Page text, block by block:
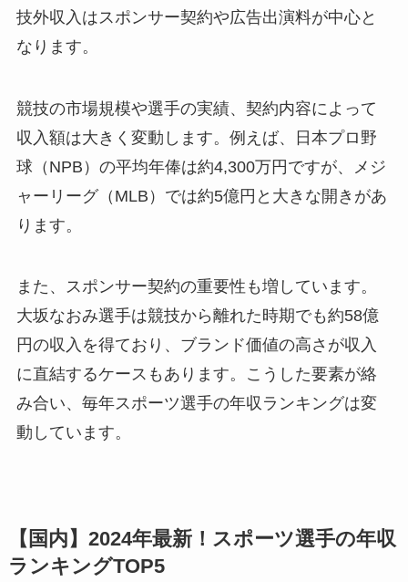
技外収入はスポンサー契約や広告出演料が中心と
なります。
競技の市場規模や選手の実績、契約内容によって
収入額は大きく変動します。例えば、日本プロ野
球（NPB）の平均年俸は約4,300万円ですが、メジ
ャーリーグ（MLB）では約5億円と大きな開きがあ
ります。
また、スポンサー契約の重要性も増しています。
大坂なおみ選手は競技から離れた時期でも約58億
円の収入を得ており、ブランド価値の高さが収入
に直結するケースもあります。こうした要素が絡
み合い、毎年スポーツ選手の年収ランキングは変
動しています。
【国内】2024年最新！スポーツ選手の年収
ランキングTOP5